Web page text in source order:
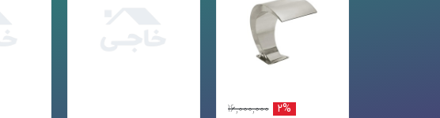
۱۶,۰۰۰,۰۰۰ ۲%